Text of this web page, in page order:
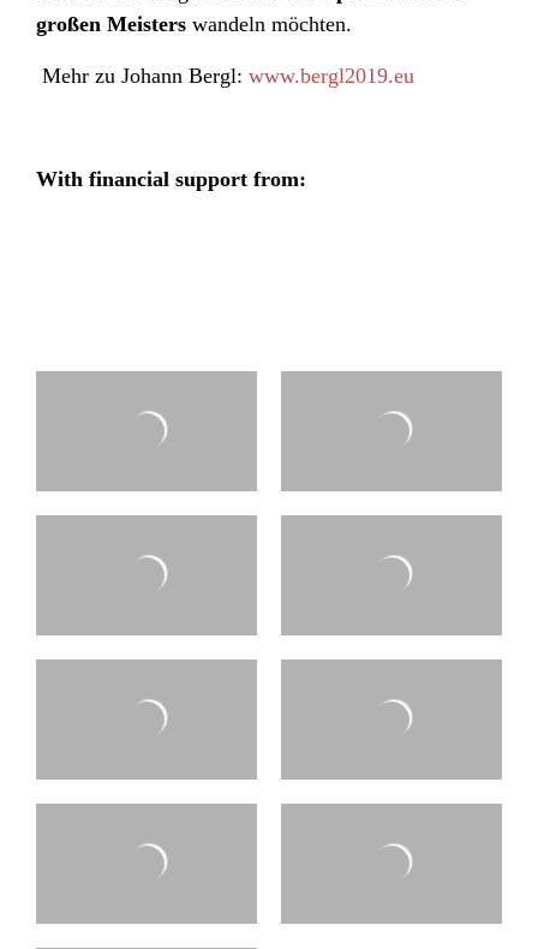
großen Meisters wandeln möchten.
Mehr zu Johann Bergl: www.bergl2019.eu
With financial support from: